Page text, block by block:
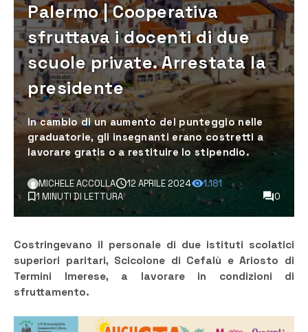
Palermo | Cooperativa
sfruttava i docenti di due
scuole private. Arrestata la
presidente
In cambio di un aumento del punteggio nelle
graduatorie, gli insegnanti erano costretti a
lavorare gratis o a restituire lo stipendio.
MICHELE ACCOLLA 12 APRILE 2024
1.181
1 MINUTI DI LETTURA
0
Costringevano il personale di due istituti scolatici
superiori paritari, Scicolone di Cefalù e Ariosto di
Termini Imerese, a lavorare in condizioni di
sfruttamento.